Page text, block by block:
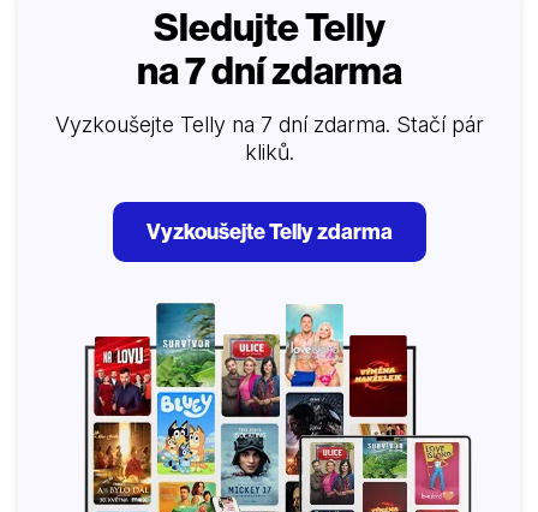
Sledujte Telly
na 7 dní zdarma
Vyzkoušejte Telly na 7 dní zdarma. Stačí pár
kliků.
Vyzkoušejte Telly zdarma